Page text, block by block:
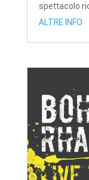
spettacolo
ALTRE INFO